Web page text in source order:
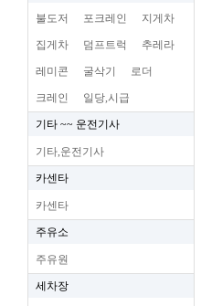
불도저 포크레인 지게차
집게차 덤프트럭 추레라
레미콘 굴삭기 로더
크레인 일당,시급
기타 ~~ 운전기사
기타,운전기사
카센타
카센타
주유소
주유원
세차장